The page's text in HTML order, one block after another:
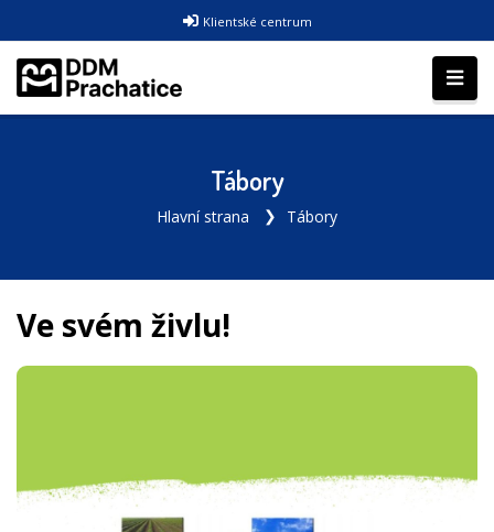
Klientské centrum
Tábory
Hlavní strana Tábory
Ve svém živlu!